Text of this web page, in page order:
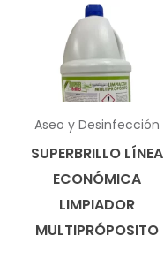
Aseo y Desinfección
SUPERBRILLO LÍNEA
ECONÓMICA
LIMPIADOR
MULTIPRÓPOSITO